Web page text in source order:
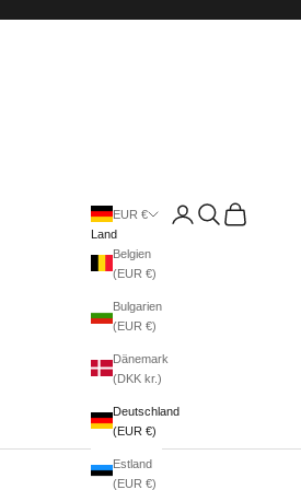
EUR €
Land
Belgien
(EUR €)
Bulgarien
(EUR €)
Dänemark
(DKK kr.)
Deutschland
(EUR €)
Estland
(EUR €)
AnmeldenSuchenWarenkorb